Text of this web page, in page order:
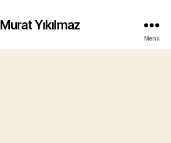
Murat Yıkılmaz
Menü